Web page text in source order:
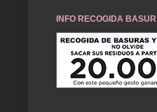
INFO RECOGIDA